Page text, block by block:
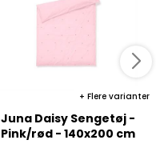
Flere varianter
Juna Daisy Sengetøj -
Pink/rød - 140x200 cm